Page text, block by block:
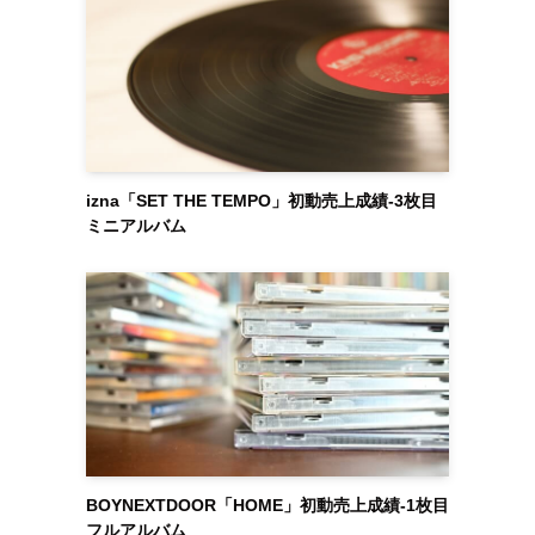
izna「SET THE TEMPO」初動売上成績-3枚目
ミニアルバム
BOYNEXTDOOR「HOME」初動売上成績-1枚目
フルアルバム